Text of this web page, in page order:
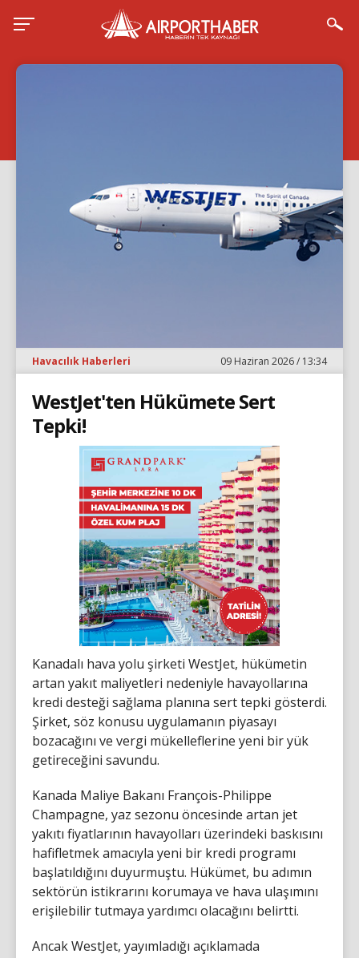
Havacılık Haberleri 09 Haziran 2026 / 13:34
WestJet'ten Hükümete Sert
Tepki!
Kanadalı hava yolu şirketi WestJet, hükümetin
artan yakıt maliyetleri nedeniyle havayollarına
kredi desteği sağlama planına sert tepki gösterdi.
Şirket, söz konusu uygulamanın piyasayı
bozacağını ve vergi mükelleflerine yeni bir yük
getireceğini savundu.
Kanada Maliye Bakanı François-Philippe
Champagne, yaz sezonu öncesinde artan jet
yakıtı fiyatlarının havayolları üzerindeki baskısını
hafifletmek amacıyla yeni bir kredi programı
başlatıldığını duyurmuştu. Hükümet, bu adımın
sektörün istikrarını korumaya ve hava ulaşımını
erişilebilir tutmaya yardımcı olacağını belirtti.
Ancak WestJet, yayımladığı açıklamada